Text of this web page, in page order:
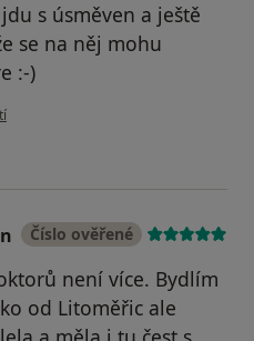
s úsměven a ještě
se na něj mohu
:-)
Bodečková Irena
Číslo ověřené
není více. Bydlím
od Litoměřic ale